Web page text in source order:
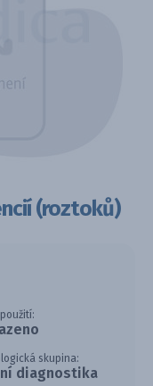
(roztoků)
skupina:
diagnostika